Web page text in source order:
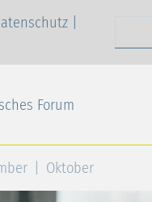
Forum
Oktober